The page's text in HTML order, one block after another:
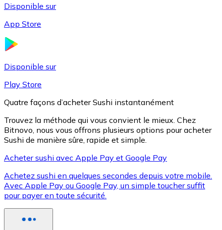
XRP
XRP
Disponible sur
App Store
Disponible sur
Play Store
Quatre façons d’acheter Sushi instantanément
Trouvez la méthode qui vous convient le mieux. Chez
Bitnovo, nous vous offrons plusieurs options pour acheter
Sushi de manière sûre, rapide et simple.
Acheter sushi avec Apple Pay et Google Pay
Achetez sushi en quelques secondes depuis votre mobile.
Avec Apple Pay ou Google Pay, un simple toucher suffit
pour payer en toute sécurité.